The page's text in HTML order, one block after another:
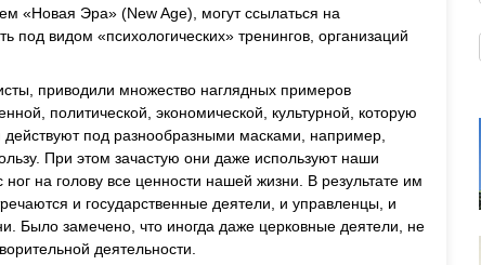
«Новая Эра» (New Age), могут ссылаться на
под видом «психологических» тренингов, организаций
приводили множество наглядных примеров
политической, экономической, культурной, которую
действуют под разнообразными масками, например,
При этом зачастую они даже используют наши
на голову все ценности нашей жизни. В результате им
и государственные деятели, и управленцы, и
Было замечено, что иногда даже церковные деятели, не
деятельности.